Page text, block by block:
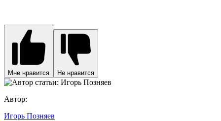
Мне нравится Не нравится
Автор:
Игорь Позняев